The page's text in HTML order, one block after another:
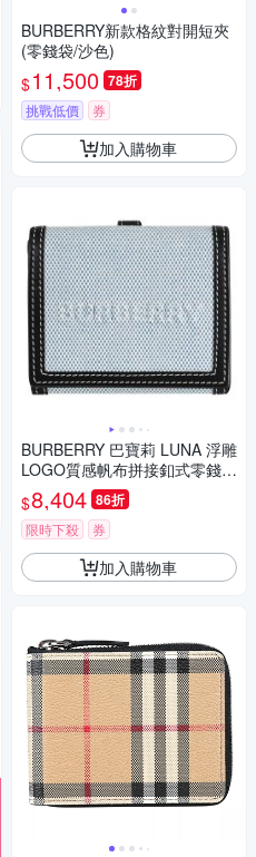
BURBERRY新款格紋對開短夾
(零錢袋/沙色)
$11,500 78折
挑戰低價 券
加入購物車
BURBERRY 巴寶莉 LUNA 浮雕
LOGO質感帆布拼接釦式零錢短
夾(黑邊)
$8,404 86折
限時下殺 券
加入購物車